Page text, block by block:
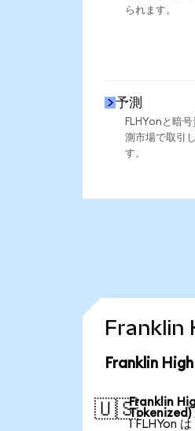
られます。
予測
FLHYonと暗
測市場で取引
す。
Franklin
Franklin
🇺🇸Franklin
Tokenized)
1 FLHYon